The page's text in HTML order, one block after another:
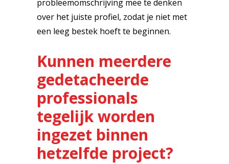
probleemomschrijving mee te denken
over het juiste profiel, zodat je niet met
een leeg bestek hoeft te beginnen.
Kunnen meerdere
gedetacheerde
professionals
tegelijk worden
ingezet binnen
hetzelfde project?